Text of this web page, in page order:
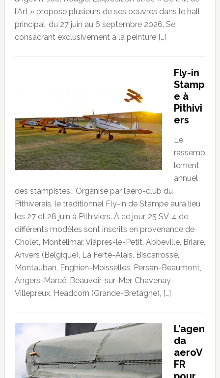
l’Art » propose plusieurs de ses oeuvres dans le hall
principal, du 27 juin au 6 septembre 2026. Se
consacrant exclusivement à la peinture […]
Fly-in
Stamp
e à
Pithivi
ers
Le
rassemb
lement
annuel
des stampistes… Organisé par l’aéro-club du
Pithiverais, le traditionnel Fly-in de Stampe aura lieu
les 27 et 28 juin à Pithiviers. À ce jour, 25 SV-4 de
différents modèles sont inscrits en provenance de
Cholet, Montélimar, Viâpres-le-Petit, Abbeville, Briare,
Anvers (Belgique), La Ferté-Alais, Biscarrosse,
Montauban, Enghien-Moisselles, Persan-Beaumont,
Angers-Marcé, Beauvoir-sur-Mer, Chavenay-
Villepreux, Headcorn (Grande-Bretagne), […]
L’agen
da
aeroV
FR